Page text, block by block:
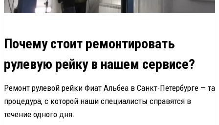
Почему стоит ремонтировать
рулевую рейку в нашем сервисе?
Ремонт рулевой рейки Фиат Альбеа в Санкт-Петербурге — та
процедура, с которой наши специалисты справятся в
течение одного дня.